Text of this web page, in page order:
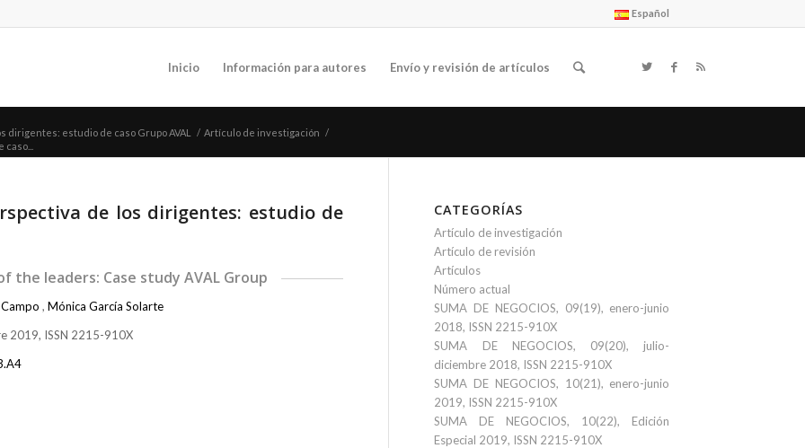
Español
Inicio Información para autores Envío y revisión de artículos
estudio de caso Grupo AVAL / Artículo de investigación /
de los dirigentes: estudio de
the leaders: Case study AVAL Group
, Mónica García Solarte
2019, ISSN 2215-910X
CATEGORÍAS
Artículo de investigación
Artículo de revisión
Artículos
Número actual
SUMA DE NEGOCIOS, 09(19), enero-junio
2018, ISSN 2215-910X
SUMA DE NEGOCIOS, 09(20), julio-
diciembre 2018, ISSN 2215-910X
SUMA DE NEGOCIOS, 10(21), enero-junio
2019, ISSN 2215-910X
SUMA DE NEGOCIOS, 10(22), Edición
Especial 2019, ISSN 2215-910X